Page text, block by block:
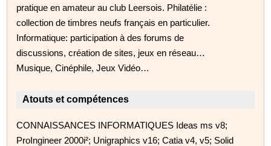
pratique en amateur au club Leersois. Philatélie :
collection de timbres neufs français en particulier.
Informatique: participation à des forums de
discussions, création de sites, jeux en réseau…
Musique, Cinéphile, Jeux Vidéo…
Atouts et compétences
CONNAISSANCES INFORMATIQUES Ideas ms v8;
ProIngineer 2000i²; Unigraphics v16; Catia v4, v5; Solid